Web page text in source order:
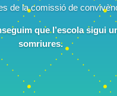
de la comissió de
que l’escola sigui
somriures.